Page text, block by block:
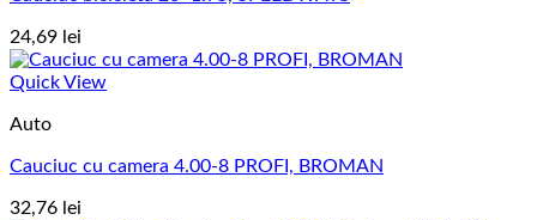
24,69 lei
Quick View
Auto
Cauciuc cu camera 4.00-8 PROFI, BROMAN
32,76 lei